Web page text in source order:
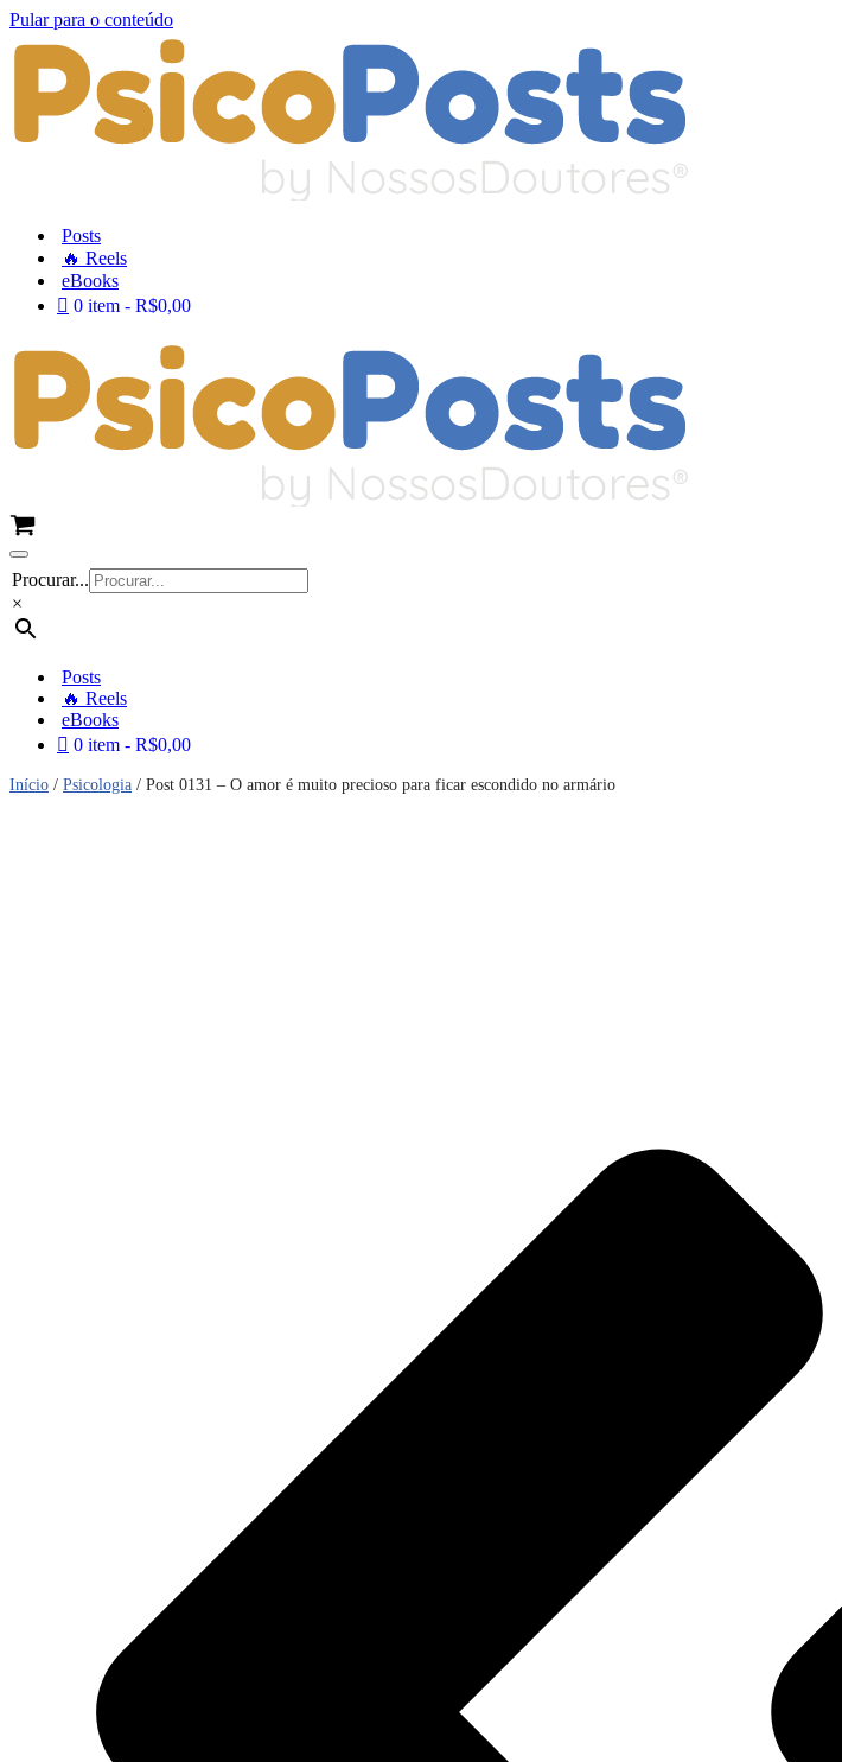
Pular para o conteúdo
Posts
🔥 Reels
eBooks
0 item
R$0,00
Carrinho
Menu
de
navegação
Procurar...
×
Posts
🔥 Reels
eBooks
0 item
R$0,00
Início / Psicologia / Post 0131 – O amor é muito precioso para ficar escondido no armário